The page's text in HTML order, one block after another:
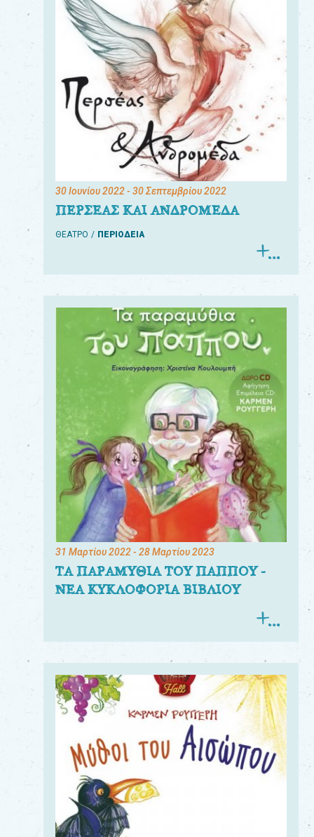
30 Ιουνίου 2022- 30 Σεπτεμβρίου 2022
ΠΕΡΣΕΑΣ ΚΑΙ ΑΝΔΡΟΜΕΔΑ
ΘΕΑΤΡΟ ΠΕΡΙΟΔΕΙΑ
31 Μαρτίου 2022- 28 Μαρτίου 2023
ΤΑ ΠΑΡΑΜΥΘΙΑ ΤΟΥ ΠΑΠΠΟΥ -
ΝΕΑ ΚΥΚΛΟΦΟΡΙΑ ΒΙΒΛΙΟΥ